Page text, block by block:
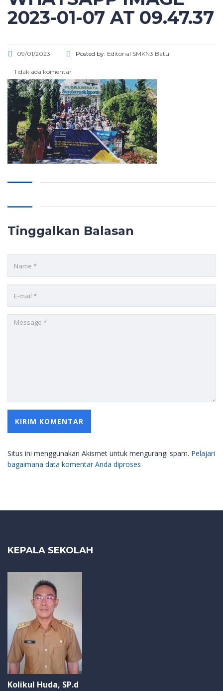
2023-01-07 AT 09.47.37
09/01/2023 Posted by: Editorial SMKN3 Batu
Tidak ada komentar
Tinggalkan Balasan
Situs ini menggunakan Akismet untuk mengurangi spam. Pelajari
bagaimana data komentar Anda diproses
KEPALA SEKOLAH
Kolikul Huda, SP.d